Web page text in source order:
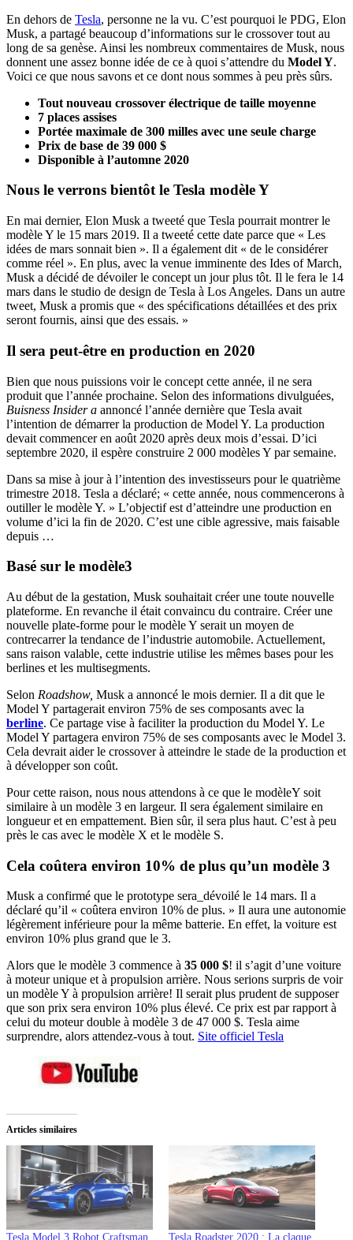
En dehors de Tesla, personne ne la vu. C’est pourquoi le PDG, Elon
Musk, a partagé beaucoup d’informations sur le crossover tout au
long de sa genèse. Ainsi les nombreux commentaires de Musk, nous
donnent une assez bonne idée de ce à quoi s’attendre du Model Y.
Voici ce que nous savons et ce dont nous sommes à peu près sûrs.
Tout nouveau crossover électrique de taille moyenne
7 places assises
Portée maximale de 300 milles avec une seule charge
Prix ​​de base de 39 000 $
Disponible à l’automne 2020
Nous le verrons bientôt le Tesla modèle Y
En mai dernier, Elon Musk a tweeté que Tesla pourrait montrer le
modèle Y le 15 mars 2019. Il a tweeté cette date parce que « Les
idées de mars sonnait bien ». Il a également dit « de le considérer
comme réel ». En plus, avec la venue imminente des Ides of March,
Musk a décidé de dévoiler le concept un jour plus tôt. Il le fera le 14
mars dans le studio de design de Tesla à Los Angeles. Dans un autre
tweet, Musk a promis que « des spécifications détaillées et des prix
seront fournis, ainsi que des essais. »
Il sera peut-être en production en 2020
Bien que nous puissions voir le concept cette année, il ne sera
produit que l’année prochaine. Selon des informations divulguées,
Buisness Insider a annoncé l’année dernière que Tesla avait
l’intention de démarrer la production de Model Y. La production
devait commencer en août 2020 après deux mois d’essai. D’ici
septembre 2020, il espère construire 2 000 modèles Y par semaine.
Dans sa mise à jour à l’intention des investisseurs pour le quatrième
trimestre 2018. Tesla a déclaré; « cette année, nous commencerons à
outiller le modèle Y. » L’objectif est d’atteindre une production en
volume d’ici la fin de 2020. C’est une cible agressive, mais faisable
depuis …
Basé sur le modèle3
Au début de la gestation, Musk souhaitait créer une toute nouvelle
plateforme. En revanche il était convaincu du contraire. Créer une
nouvelle plate-forme pour le modèle Y serait un moyen de
contrecarrer la tendance de l’industrie automobile. Actuellement,
sans raison valable, cette industrie utilise les mêmes bases pour les
berlines et les multisegments.
Selon Roadshow, Musk a annoncé le mois dernier. Il a dit que le
Model Y partagerait environ 75% de ses composants avec la
berline. Ce partage vise à faciliter la production du Model Y. Le
Model Y partagera environ 75% de ses composants avec le Model 3.
Cela devrait aider le crossover à atteindre le stade de la production et
à développer son coût.
Pour cette raison, nous nous attendons à ce que le modèleY soit
similaire à un modèle 3 en largeur. Il sera également similaire en
longueur et en empattement. Bien sûr, il sera plus haut. C’est à peu
près le cas avec le modèle X et le modèle S.
Cela coûtera environ 10% de plus qu’un modèle 3
Musk a confirmé que le prototype sera_dévoilé le 14 mars. Il a
déclaré qu’il « coûtera environ 10% de plus. » Il aura une autonomie
légèrement inférieure pour la même batterie. En effet, la voiture est
environ 10% plus grand que le 3.
Alors que le modèle 3 commence à 35 000 $! il s’agit d’une voiture
à moteur unique et à propulsion arrière. Nous serions surpris de voir
un modèle Y à propulsion arrière! Il serait plus prudent de supposer
que son prix sera environ 10% plus élevé. Ce prix est par rapport à
celui du moteur double à modèle 3 de 47 000 $. Tesla aime
surprendre, alors attendez-vous à tout. Site officiel Tesla
Articles similaires
Tesla Model 3 Robot Craftsman Tesla Roadster 2020 : La claque